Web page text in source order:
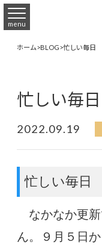
menu
ホーム>BLOG>忙しい毎日
忙しい毎日
2022.09.19
忙しい毎日
なかなか更新
ん。９月５日